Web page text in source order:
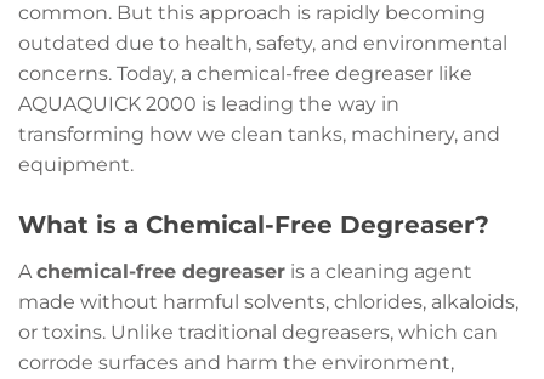
common. But this approach is rapidly becoming
outdated due to health, safety, and environmental
concerns. Today, a chemical-free degreaser like
AQUAQUICK 2000 is leading the way in
transforming how we clean tanks, machinery, and
equipment.
What is a Chemical-Free Degreaser?
Achemical-free degreaser is a cleaning agent
made without harmful solvents, chlorides, alkaloids,
or toxins. Unlike traditional degreasers, which can
corrode surfaces and harm the environment,